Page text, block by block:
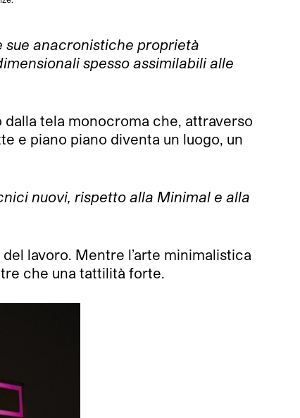
sue anacronistiche proprietà
spesso assimilabili alle
tela monocroma che, attraverso
e piano piano diventa un luogo, un
nuovi, rispetto alla Minimal e alla
lavoro. Mentre l’arte minimalistica
che una tattilità forte.